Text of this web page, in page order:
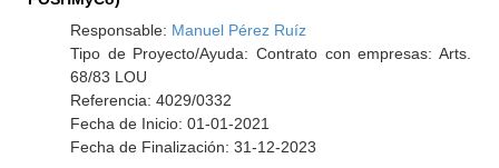
Responsable: Manuel Pérez Ruíz
Tipo de Proyecto/Ayuda: Contrato con empresas: Arts.
68/83 LOU
Referencia: 4029/0332
Fecha de Inicio: 01-01-2021
Fecha de Finalización: 31-12-2023